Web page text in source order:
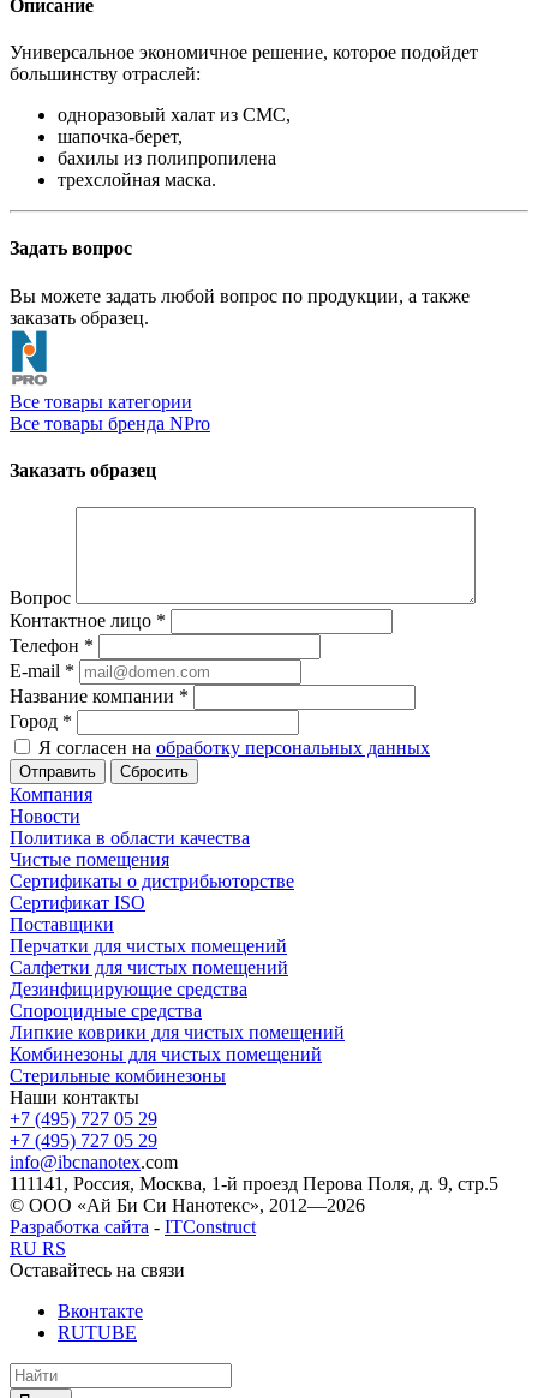
Описание
Универсальное экономичное решение, которое подойдет
большинству отраслей:
одноразовый халат из СМС,
шапочка-берет,
бахилы из полипропилена
трехслойная маска.
Задать вопрос
Вы можете задать любой вопрос по продукции, а также
заказать образец.
Все товары категории
Все товары бренда NPro
Заказать образец
Вопрос
Контактное лицо *
Телефон *
E-mail *
Название компании *
Город *
Я согласен на обработку персональных данных
Сбросить
Компания
Новости
Политика в области качества
Чистые помещения
Сертификаты о дистрибьюторстве
Сертификат ISO
Поставщики
Перчатки для чистых помещений
Салфетки для чистых помещений
Дезинфицирующие средства
Спороцидные средства
Липкие коврики для чистых помещений
Комбинезоны для чистых помещений
Стерильные комбинезоны
Наши контакты
+7 (495) 727 05 29
+7 (495) 727 05 29
info@ibcnanotex.com
111141, Россия, Москва, 1-й проезд Перова Поля, д. 9, стр.5
© ООО «Ай Би Си Нанотекс», 2012—2026
Разработка сайта - ITConstruct
RU RS
Оставайтесь на связи
Вконтакте
RUTUBE